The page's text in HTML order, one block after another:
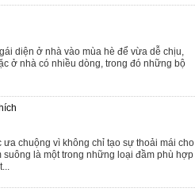
diện ở nhà vào mùa hè để vừa dễ chịu,
ở nhà có nhiều dòng, trong đó những bộ
chuộng vì không chỉ tạo sự thoải mái cho
là một trong những loại đầm phù hợp